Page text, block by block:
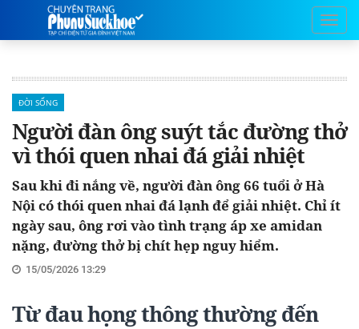
ĐỜI SỐNG
Người đàn ông suýt tắc đường thở
vì thói quen nhai đá giải nhiệt
Sau khi đi nắng về, người đàn ông 66 tuổi ở Hà
Nội có thói quen nhai đá lạnh để giải nhiệt. Chỉ ít
ngày sau, ông rơi vào tình trạng áp xe amidan
nặng, đường thở bị chít hẹp nguy hiểm.
15/05/2026 13:29
Từ đau họng thông thường đến